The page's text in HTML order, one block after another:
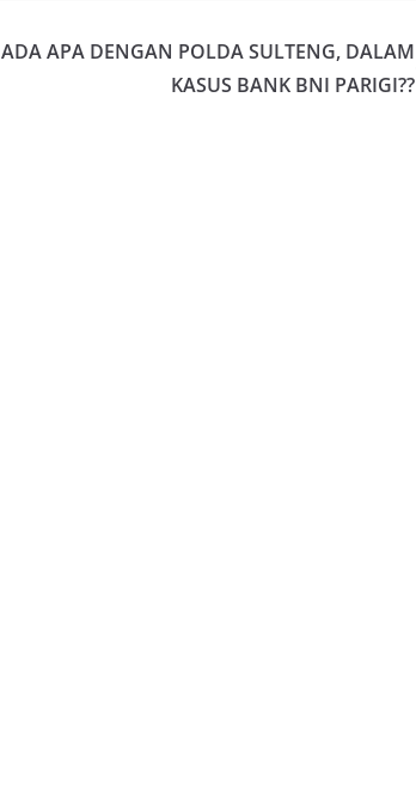
ADA APA DENGAN POLDA SULTENG, DALAM
KASUS BANK BNI PARIGI??